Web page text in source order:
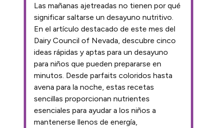
Las mañanas ajetreadas no tienen por qué
significar saltarse un desayuno nutritivo.
En el artículo destacado de este mes del
Dairy Council of Nevada, descubre cinco
ideas rápidas y aptas para un desayuno
para niños que pueden prepararse en
minutos. Desde parfaits coloridos hasta
avena para la noche, estas recetas
sencillas proporcionan nutrientes
esenciales para ayudar a los niños a
mantenerse llenos de energía,